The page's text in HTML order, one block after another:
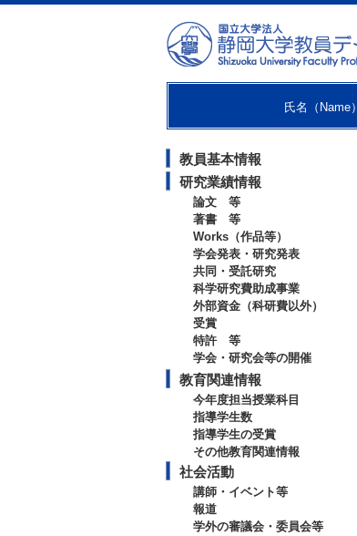
氏名（Name）
教員基本情報
研究業績情報
論文 等
著書 等
Works（作品等）
学会発表・研究発表
共同・受託研究
科学研究費助成事業
外部資金（科研費以外）
受賞
特許 等
学会・研究会等の開催
教育関連情報
今年度担当授業科目
指導学生数
指導学生の受賞
その他教育関連情報
社会活動
講師・イベント等
報道
学外の審議会・委員会等